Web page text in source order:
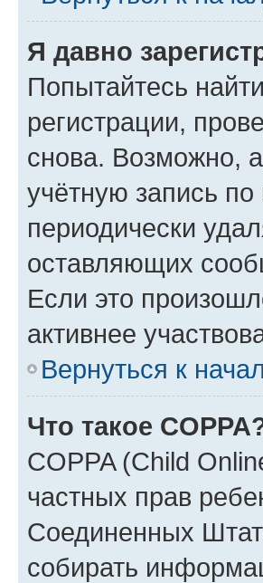
Я давно
Попытайтесь
регистрации,
снова. Возможно,
учётную запись
периодически
оставляющих
Если это
активнее
Вернуться к
Что такое
COPPA (Child
частных прав
Соединенных
собирать